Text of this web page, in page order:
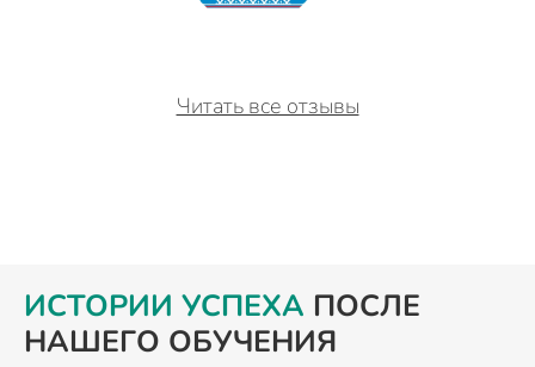
Читать все отзывы
ИСТОРИИ УСПЕХА ПОСЛЕ
НАШЕГО ОБУЧЕНИЯ